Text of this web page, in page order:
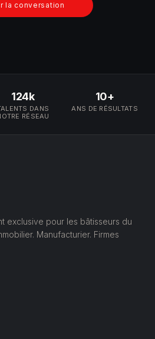
la conversation
124k
DANS
RÉSEAU
10+
ANS DE RÉSULTATS
exclusive pour les bâtisseurs du
Manufacturier. Firmes